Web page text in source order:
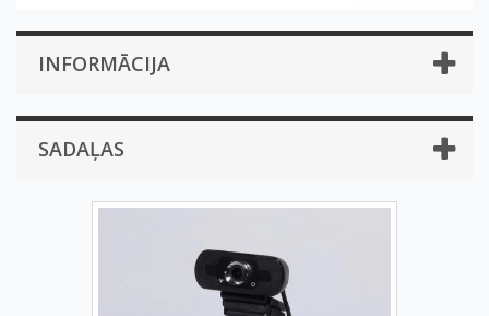
INFORMĀCIJA
SADAĻAS